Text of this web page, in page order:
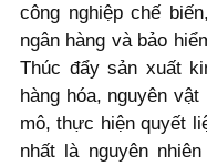
công nghiệp chế
ngân hàng và bảo
Thúc đẩy sản xuất
hàng hóa, nguyên
mô, thực hiện quyết
nhất là nguyên